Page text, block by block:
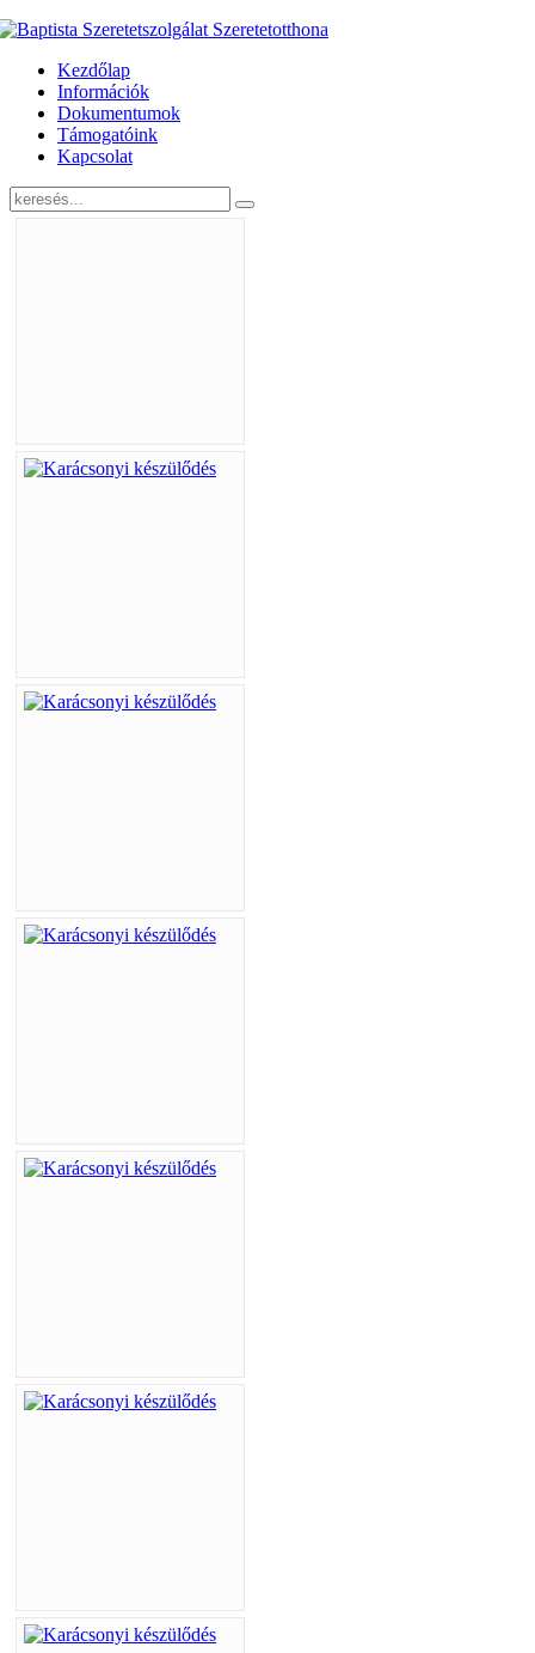
Kezdőlap
Információk
Dokumentumok
Támogatóink
Kapcsolat